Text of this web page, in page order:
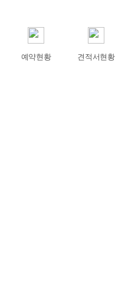
예약현황 견적서현황